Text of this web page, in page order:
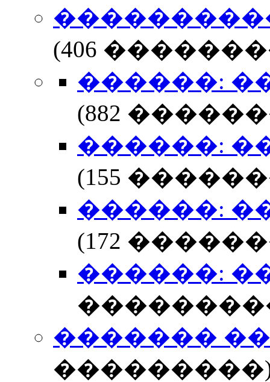
(406
������:
(882
������:
(155
������:
(172
������:
�������